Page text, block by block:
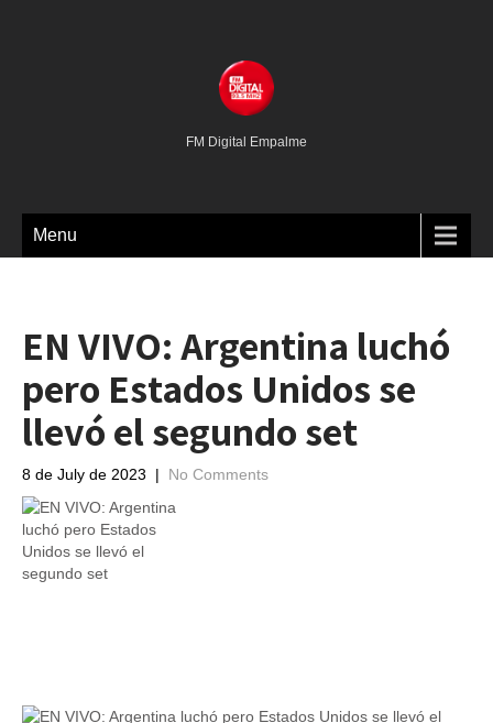
FM Digital Empalme
Menu
EN VIVO: Argentina luchó
pero Estados Unidos se
llevó el segundo set
8 de July de 2023 | No Comments